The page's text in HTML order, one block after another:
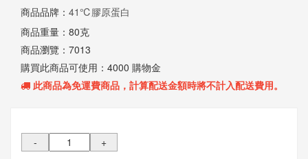
聯
絡
我
們
商品品牌： 41℃膠原蛋白
商品重量： 80克
商品瀏覽： 7013
購買此商品可使用： 4000 購物金
此商品為免運費商品，計算配送金額時將不計入配送費用。
-
+